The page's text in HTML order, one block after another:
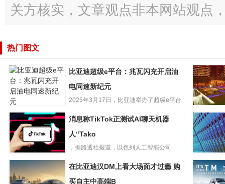
关方核实，文章观点非本网站观点
热门图文
比亚迪超级e平
台：兆瓦闪充开
启油电同速新纪
元
比亚迪超级e平台：兆瓦闪充开启油
电同速新纪元
2025年3月17日，比亚迪举办了超级e平台
海航控股
间国内日
量1193班
消息称TikTok正测
试AI聊天机器
人“Tako
消息称TikTok正测试AI聊天机器
人“Tako
，据路透社报道，以色列人工智能公司
LG42英寸
C3OLED
视降至
在比亚迪汉DM上看大场面才过瘾 购
买自主中高端B